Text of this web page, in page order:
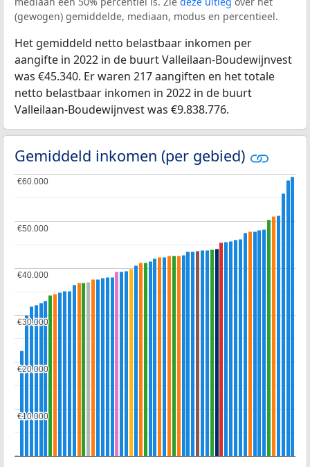
(gewogen) gemiddelde, mediaan, modus en percentieel.
Het gemiddeld netto belastbaar inkomen per
aangifte in 2022 in de buurt Valleilaan-Boudewijnvest
was €45.340. Er waren 217 aangiften en het totale
netto belastbaar inkomen in 2022 in de buurt
Valleilaan-Boudewijnvest was €9.838.776.
Gemiddeld inkomen (per gebied)
€10.000
€10.000
€20.000
€20.000
€30.000
€30.000
€40.000
€40.000
€50.000
€50.000
€60.000
€60.000